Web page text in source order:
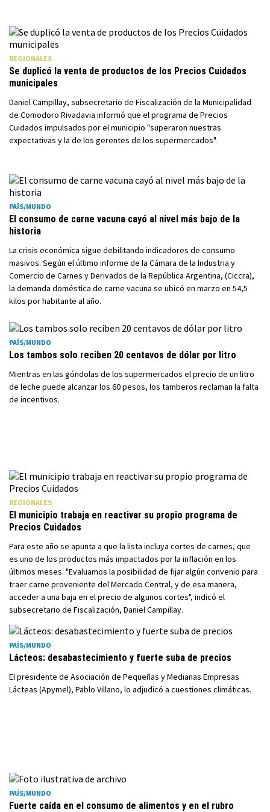
REGIONALES
Se duplicó la venta de productos de los Precios Cuidados
municipales
Daniel Campillay, subsecretario de Fiscalización de la Municipalidad
de Comodoro Rivadavia informó que el programa de Precios
Cuidados impulsados por el municipio "superaron nuestras
expectativas y la de los gerentes de los supermercados".
PAÍS/MUNDO
El consumo de carne vacuna cayó al nivel más bajo de la
historia
La crisis económica sigue debilitando indicadores de consumo
masivos. Según el último informe de la Cámara de la Industria y
Comercio de Carnes y Derivados de la República Argentina, (Ciccra),
la demanda doméstica de carne vacuna se ubicó en marzo en 54,5
kilos por habitante al año.
PAÍS/MUNDO
Los tambos solo reciben 20 centavos de dólar por litro
Mientras en las góndolas de los supermercados el precio de un litro
de leche puede alcanzar los 60 pesos, los tamberos reclaman la falta
de incentivos.
REGIONALES
El municipio trabaja en reactivar su propio programa de
Precios Cuidados
Para este año se apunta a que la lista incluya cortes de carnes, que
es uno de los productos más impactados por la inflación en los
últimos meses. "Evaluamos la posibilidad de fijar algún convenio para
traer carne proveniente del Mercado Central, y de esa manera,
acceder a una baja en el precio de algunos cortes", indicó el
subsecretario de Fiscalización, Daniel Campillay.
PAÍS/MUNDO
Lácteos: desabastecimiento y fuerte suba de precios
El presidente de Asociación de Pequeñas y Medianas Empresas
Lácteas (Apymel), Pablo Villano, lo adjudicó a cuestiones climáticas.
PAÍS/MUNDO
Fuerte caída en el consumo de alimentos y en el rubro